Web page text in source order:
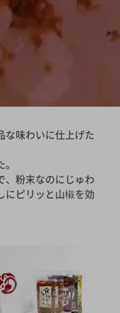
な味わいに仕上げた
、粉末なのにじゅわ
にピリッと山椒を効